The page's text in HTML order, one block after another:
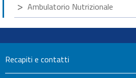
Ambulatorio Nutrizionale
Recapiti e contatti